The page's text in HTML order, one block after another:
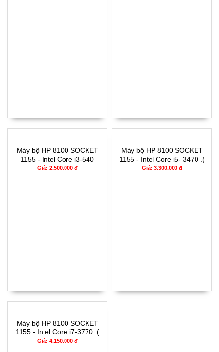
Máy bộ HP 8100 SOCKET
1155 - Intel Core i3-540
-2100-530 .( TH1-2)RAM
Giá: 2.500.000 đ
Máy bộ HP 8100 SOCKET
1155 - Intel Core i5- 3470 .(
TH3)RAM 4G 120G
Giá: 3.300.000 đ
Máy bộ HP 8100 SOCKET
1155 - Intel Core i7-3770 .(
TH3) RAM 4G- 120G
Giá: 4.150.000 đ